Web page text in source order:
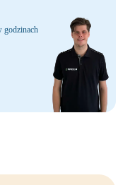
godzinach